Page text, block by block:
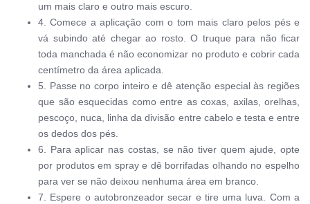
um mais claro e outro mais escuro.
4. Comece a aplicação com o tom mais claro pelos pés e
vá subindo até chegar ao rosto. O truque para não ficar
toda manchada é não economizar no produto e cobrir cada
centímetro da área aplicada.
5. Passe no corpo inteiro e dê atenção especial às regiões
que são esquecidas como entre as coxas, axilas, orelhas,
pescoço, nuca, linha da divisão entre cabelo e testa e entre
os dedos dos pés.
6. Para aplicar nas costas, se não tiver quem ajude, opte
por produtos em spray e dê borrifadas olhando no espelho
para ver se não deixou nenhuma área em branco.
7. Espere o autobronzeador secar e tire uma luva. Com a